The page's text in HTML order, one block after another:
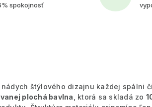
spokojnosť
štýlového dizajnu každej spálni
plochá bavlna , ktorá sa skladá zo